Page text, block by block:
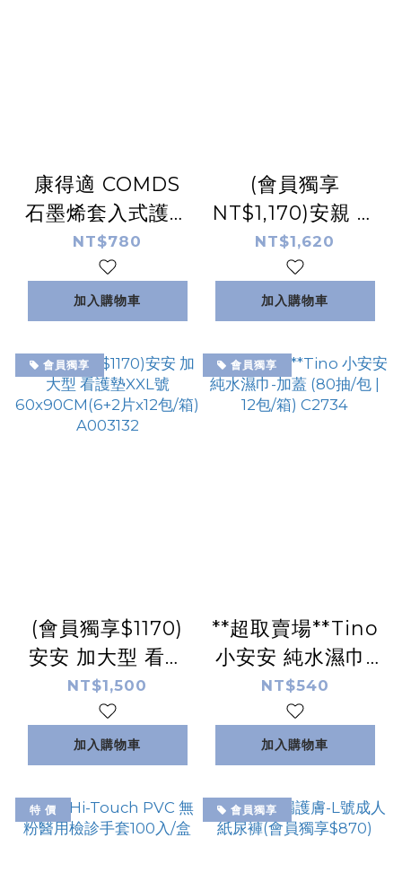
康得適 COMDS
石墨烯套入式護膝
VU-7S04
NT$780
加入購物車
(會員獨享
NT$1,170)安親 輕
鬆好固定看護墊
XXL號
60x90CM(9片
x12包/箱) C02301
NT$1,620
加入購物車
會員獨享
(會員獨享$1170)
安安 加大型 看護
墊XXL號
60x90CM(6+2片
x12包/箱)
A003132
NT$1,500
加入購物車
會員獨享
**超取賣場**Tino
小安安 純水濕巾-
加蓋 (80抽/包 | 12
包/箱) C2734
NT$540
加入購物車
特 價 會員獨享